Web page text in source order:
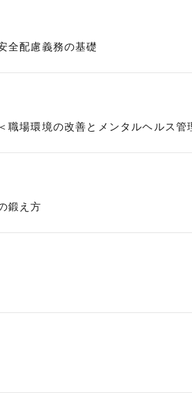
全配慮義務の基礎
場環境の改善とメンタルヘルス管
鍛え方